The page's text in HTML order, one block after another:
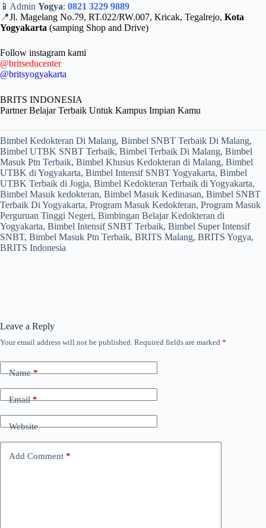
📱Admin Yogya: 0821 3229 9889
📍Jl. Magelang No.79, RT.022/RW.007, Kricak, Tegalrejo, Kota
Yogyakarta (samping Shop and Drive)
Follow instagram kami
@britseducenter
@britsyogyakarta
BRITS INDONESIA⠀
Partner Belajar Terbaik Untuk Kampus Impian Kamu
Bimbel Kedokteran Di Malang, Bimbel SNBT Terbaik Di Malang,
Bimbel UTBK SNBT Terbaik, Bimbel Terbaik Di Malang, Bimbel
Masuk Ptn Terbaik, Bimbel Khusus Kedokteran di Malang, Bimbel
UTBK di Yogyakarta, Bimbel Intensif SNBT Yogyakarta, Bimbel
UTBK Terbaik di Jogja, Bimbel Kedokteran Terbaik di Yogyakarta,
Bimbel Masuk kedokteran, Bimbel Masuk Kedinasan, Bimbel SNBT
Terbaik Di Yogyakarta, Program Masuk Kedokteran, Program Masuk
Perguruan Tinggi Negeri, Bimbingan Belajar Kedokteran di
Yogyakarta, Bimbel Intensif SNBT Terbaik, Bimbel Super Intensif
SNBT, Bimbel Masuk Ptn Terbaik, BRITS Malang, BRITS Yogya,
BRITS Indonesia
Leave a Reply
Your email address will not be published. Required fields are marked *
Name*
Email*
Website
Add Comment *